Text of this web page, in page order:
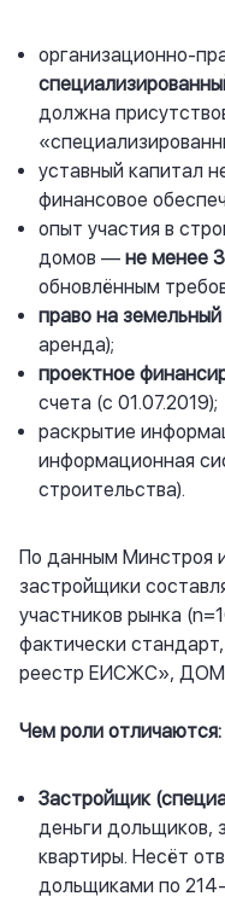
организационно-
должна
уставный капитал
финансовое
опыт участия в
домов — не менее
обновлённым
право на земельный
аренда);
проектное
счета (с 01.07.2019);
раскрытие
информационная
строительства).
По данным Минстроя
застройщики
участников рынка
фактически
реестр ЕИСЖС»,
Чем роли отличаются:
Застройщик
деньги дольщиков,
квартиры. Несёт
дольщиками по